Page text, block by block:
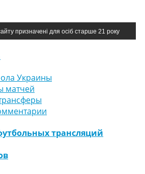
призначені для осіб старше 21 року
Украины
матчей
трансляций